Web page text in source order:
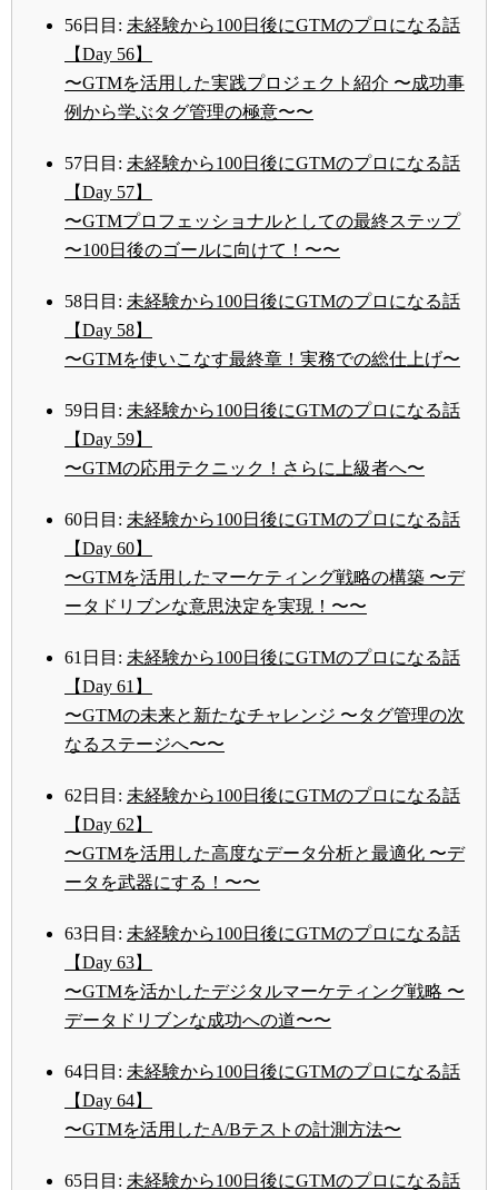
56日目: 未経験から100日後にGTMのプロになる話
【Day 56】
〜GTMを活用した実践プロジェクト紹介 〜成功事
例から学ぶタグ管理の極意〜〜
57日目: 未経験から100日後にGTMのプロになる話
【Day 57】
〜GTMプロフェッショナルとしての最終ステップ
〜100日後のゴールに向けて！〜〜
58日目: 未経験から100日後にGTMのプロになる話
【Day 58】
〜GTMを使いこなす最終章！実務での総仕上げ〜
59日目: 未経験から100日後にGTMのプロになる話
【Day 59】
〜GTMの応用テクニック！さらに上級者へ〜
60日目: 未経験から100日後にGTMのプロになる話
【Day 60】
〜GTMを活用したマーケティング戦略の構築 〜デ
ータドリブンな意思決定を実現！〜〜
61日目: 未経験から100日後にGTMのプロになる話
【Day 61】
〜GTMの未来と新たなチャレンジ 〜タグ管理の次
なるステージへ〜〜
62日目: 未経験から100日後にGTMのプロになる話
【Day 62】
〜GTMを活用した高度なデータ分析と最適化 〜デ
ータを武器にする！〜〜
63日目: 未経験から100日後にGTMのプロになる話
【Day 63】
〜GTMを活かしたデジタルマーケティング戦略 〜
データドリブンな成功への道〜〜
64日目: 未経験から100日後にGTMのプロになる話
【Day 64】
〜GTMを活用したA/Bテストの計測方法〜
65日目: 未経験から100日後にGTMのプロになる話